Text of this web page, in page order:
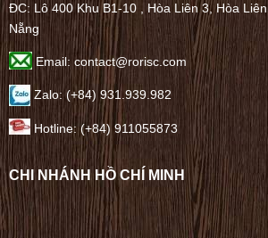
ĐC: Lô 400 Khu B1-10 , Hòa Liên 3, Hòa
Nẵng
Email: contact@rorisc.com
Zalo: (+84) 931.939.982
Hotline: (+84) 911055873
CHI NHÁNH HỒ CHÍ MINH